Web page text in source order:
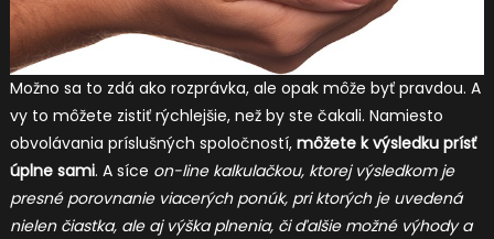
Možno sa to zdá ako rozprávka, ale opak môže byť pravdou. A
vy to môžete zistiť rýchlejšie, než by ste čakali. Namiesto
obvolávania príslušných spoločností, môžete k výsledku prísť
úplne sami. A síce on-line kalkulačkou, ktorej výsledkom je
presné porovnanie viacerých ponúk, pri ktorých je uvedená
nielen čiastka, ale aj výška plnenia, či ďalšie možné výhody a